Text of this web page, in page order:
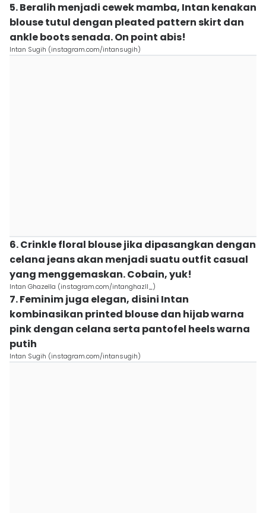
5. Beralih menjadi cewek mamba, Intan kenakan
blouse tutul dengan pleated pattern skirt dan
ankle boots senada. On point abis!
Intan Sugih (instagram.com/intansugih)
6. Crinkle floral blouse jika dipasangkan dengan
celana jeans akan menjadi suatu outfit casual
yang menggemaskan. Cobain, yuk!
Intan Ghazella (instagram.com/intanghazll_)
7. Feminim juga elegan, disini Intan
kombinasikan printed blouse dan hijab warna
pink dengan celana serta pantofel heels warna
putih
Intan Sugih (instagram.com/intansugih)